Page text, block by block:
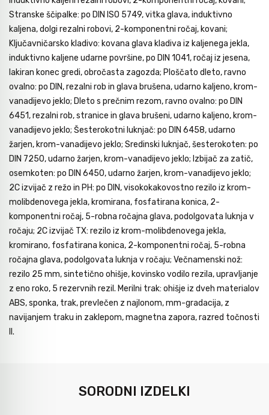
Stranske ščipalke: po DIN ISO 5749, vitka glava, induktivno
kaljena, dolgi rezalni robovi, 2-komponentni ročaj, kovani;
Ključavničarsko kladivo: kovana glava kladiva iz kaljenega jekla,
induktivno kaljene udarne površine, po DIN 1041, ročaj iz jesena,
lakiran konec gredi, obročasta zagozda; Ploščato dleto, ravno
ovalno: po DIN, rezalni rob in glava brušena, udarno kaljeno, krom-
vanadijevo jeklo; Dleto s prečnim rezom, ravno ovalno: po DIN
6451, rezalni rob, stranice in glava brušeni, udarno kaljeno, krom-
vanadijevo jeklo; Šesterokotni luknjač: po DIN 6458, udarno
žarjen, krom-vanadijevo jeklo; Sredinski luknjač, ​​šesterokoten: po
DIN 7250, udarno žarjen, krom-vanadijevo jeklo; Izbijač za zatič,
osemkoten: po DIN 6450, udarno žarjen, krom-vanadijevo jeklo;
2C izvijač z režo in PH: po DIN, visokokakovostno rezilo iz krom-
molibdenovega jekla, kromirana, fosfatirana konica, 2-
komponentni ročaj, 5-robna ročajna glava, podolgovata luknja v
ročaju; 2C izvijač TX: rezilo iz krom-molibdenovega jekla,
kromirano, fosfatirana konica, 2-komponentni ročaj, 5-robna
ročajna glava, podolgovata luknja v ročaju; Večnamenski nož:
rezilo 25 mm, sintetično ohišje, kovinsko vodilo rezila, upravljanje
z eno roko, 5 rezervnih rezil. Merilni trak: ohišje iz dveh materialov
ABS, sponka, trak, prevlečen z najlonom, mm-gradacija, z
navijanjem traku in zaklepom, magnetna zapora, razred točnosti
II.
SORODNI IZDELKI